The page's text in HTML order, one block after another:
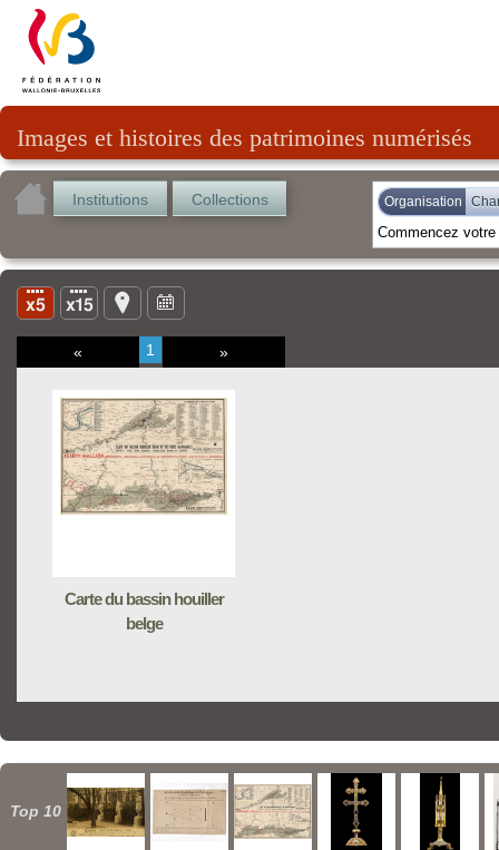
Images et histoires des patrimoines numérisés
Institutions Collections Organisation
« 1 »
Carte du bassin houiller
belge
Top 10